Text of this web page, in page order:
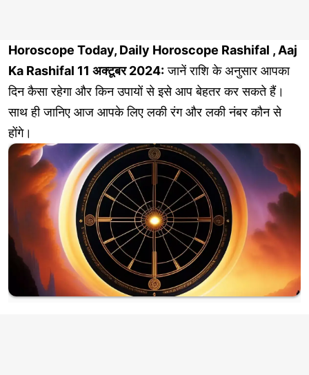
Horoscope Today, Daily Horoscope Rashifal , Aaj
Ka Rashifal 11 अक्टूबर 2024:जानें राशि के अनुसार आपका
दिन कैसा रहेगा और किन उपायों से इसे आप बेहतर कर सकते हैं।
साथ ही जानिए आज आपके लिए लकी रंग और लकी नंबर कौन से
होंगे।